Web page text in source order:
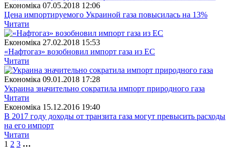
Економіка 07.05.2018 12:06
Цена импортируемого Украиной газа повысилась на 13%
Читати
Економіка 27.02.2018 15:53
«Нафтогаз» возобновил импорт газа из ЕС
Читати
Економіка 09.01.2018 17:28
Украина значительно сократила импорт природного газа
Читати
Економіка 15.12.2016 19:40
В 2017 году доходы от транзита газа могут превысить расходы
на его импорт
Читати
1 2 3 …